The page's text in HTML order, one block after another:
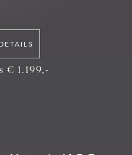
€ 1.199,-